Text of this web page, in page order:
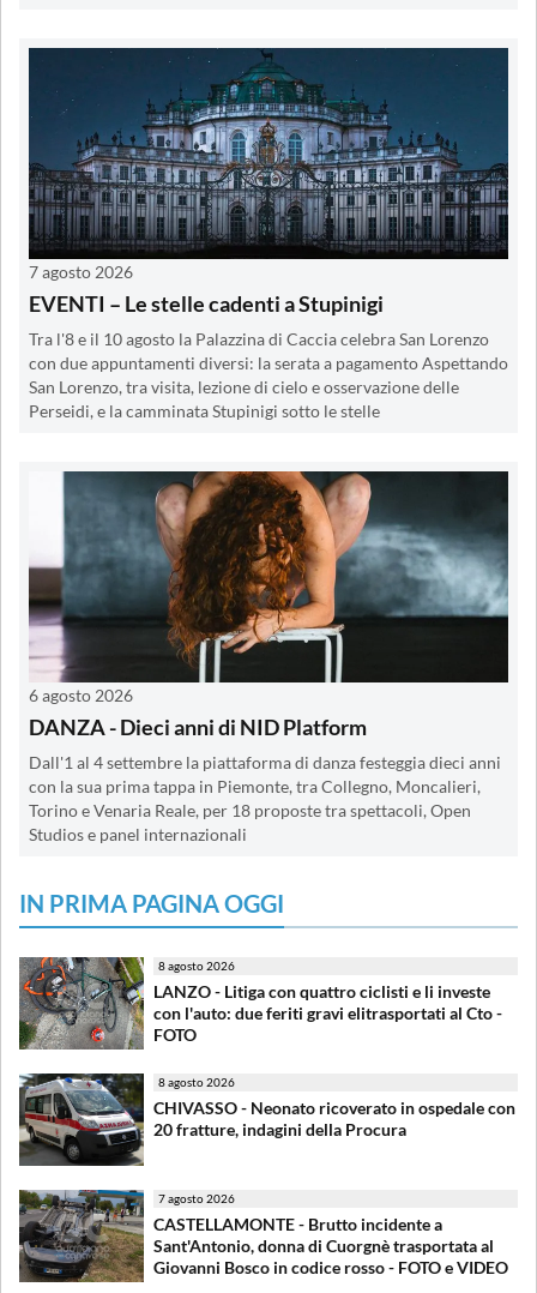
7 agosto 2026
EVENTI – Le stelle cadenti a Stupinigi
Tra l'8 e il 10 agosto la Palazzina di Caccia celebra San Lorenzo
con due appuntamenti diversi: la serata a pagamento Aspettando
San Lorenzo, tra visita, lezione di cielo e osservazione delle
Perseidi, e la camminata Stupinigi sotto le stelle
6 agosto 2026
DANZA - Dieci anni di NID Platform
Dall'1 al 4 settembre la piattaforma di danza festeggia dieci anni
con la sua prima tappa in Piemonte, tra Collegno, Moncalieri,
Torino e Venaria Reale, per 18 proposte tra spettacoli, Open
Studios e panel internazionali
IN PRIMA PAGINA OGGI
8 agosto 2026
LANZO - Litiga con quattro ciclisti e li investe
con l'auto: due feriti gravi elitrasportati al Cto -
FOTO
8 agosto 2026
CHIVASSO - Neonato ricoverato in ospedale con
20 fratture, indagini della Procura
7 agosto 2026
CASTELLAMONTE - Brutto incidente a
Sant'Antonio, donna di Cuorgnè trasportata al
Giovanni Bosco in codice rosso - FOTO e VIDEO